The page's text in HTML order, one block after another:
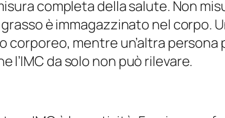
completa della salute. Non
è immagazzinato nel corpo.
corporeo, mentre un’altra
l’IMC da solo non può rilevare.